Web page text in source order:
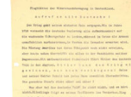
Flugblätter der Weissen
Rose – V, Januar 1943